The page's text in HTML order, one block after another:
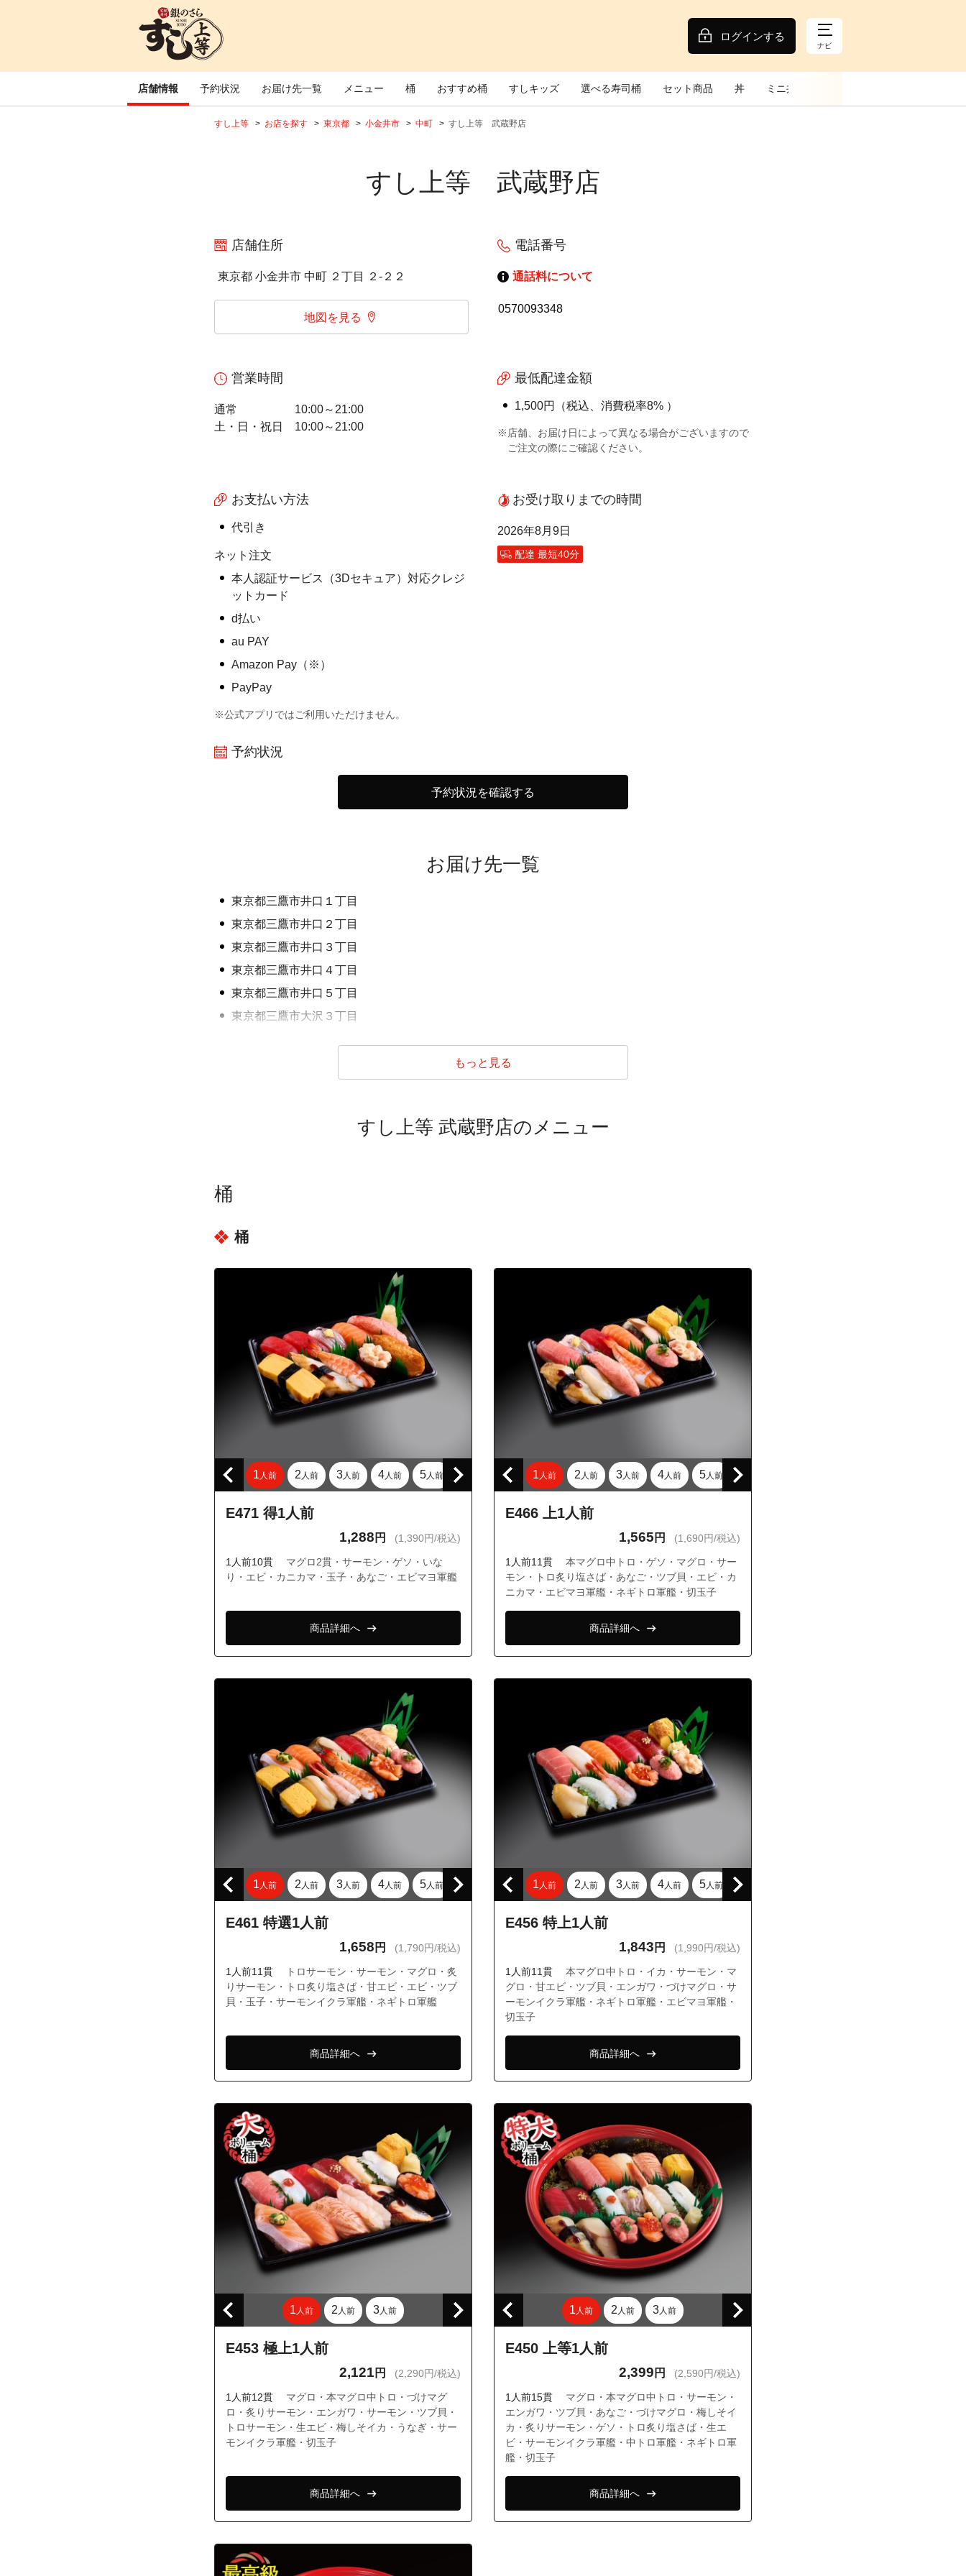
ログインする
ナビ
店舗情報 予約状況 お届け先一覧 メニュー 桶 おすすめ桶 すしキッズ 選べる寿司桶 セット商品 丼 ミニ丼
すし上等 お店を探す 東京都 小金井市 中町 すし上等 武蔵野店
すし上等 武蔵野店
店舗住所
東京都 小金井市 中町 ２丁目 ２‐２２
地図を見る
電話番号
通話料について
0570093348
営業時間
通常
10:00～21:00
土・日・祝日
10:00～21:00
最低配達金額
1,500円（税込、消費税率8% ）
※店舗、お届け日によって異なる場合がございますので
ご注文の際にご確認ください。
お支払い方法
代引き
ネット注文
本人認証サービス（3Dセキュア）対応クレジ
ットカード
d払い
au PAY
Amazon Pay（※）
PayPay
※公式アプリではご利用いただけません。
お受け取りまでの時間
2026年8月9日
配達 最短40分
予約状況
予約状況を確認する
お届け先一覧
東京都三鷹市井口１丁目
東京都三鷹市井口２丁目
東京都三鷹市井口３丁目
東京都三鷹市井口４丁目
東京都三鷹市井口５丁目
東京都三鷹市大沢３丁目
東京都三鷹市上連雀５丁目
東京都三鷹市上連雀８丁目
東京都三鷹市下連雀７丁目
東京都三鷹市下連雀９丁目
東京都三鷹市深大寺２丁目
東京都三鷹市深大寺３丁目
東京都三鷹市野崎１丁目
東京都三鷹市野崎２丁目
東京都三鷹市野崎３丁目
東京都三鷹市野崎４丁目
東京都小金井市梶野町２丁目
東京都小金井市中町１丁目
東京都小金井市中町２丁目
東京都小金井市中町３丁目
東京都小金井市東町１丁目
東京都小金井市東町２丁目
東京都小金井市東町３丁目
東京都小金井市東町４丁目
東京都小金井市本町１丁目
東京都小金井市本町２丁目
東京都小金井市前原町１丁目
東京都小金井市前原町２丁目
東京都小金井市前原町４丁目
東京都小金井市緑町５丁目
東京都調布市深大寺北町１丁目
東京都調布市深大寺北町３丁目
東京都調布市深大寺北町６丁目
東京都調布市深大寺北町７丁目
東京都調布市野水１丁目
東京都調布市野水２丁目
東京都府中市多磨町３丁目
東京都武蔵野市境南町１丁目
東京都武蔵野市境南町２丁目
東京都武蔵野市境南町３丁目
東京都武蔵野市境南町４丁目
東京都武蔵野市境南町５丁目
東京都武蔵野市境１丁目
東京都武蔵野市境３丁目
東京都武蔵野市境４丁目
東京都武蔵野市境５丁目
東京都武蔵野市桜堤１丁目
東京都武蔵野市桜堤２丁目
もっと見る
すし上等 武蔵野店のメニュー
桶
桶
1 人前 2 人前 3人前 4人前 5人前
E471 得1人前
1,288 円 (1,390円/税込)
1人前10貫
マグロ2貫・サーモン・ゲソ・いな
り・エビ・カニカマ・玉子・あなご・エビマヨ軍艦
商品詳細へ
1 人前 2 人前 3人前 4人前 5人前
E466 上1人前
1,565 円 (1,690円/税込)
1人前11貫
本マグロ中トロ・ゲソ・マグロ・サー
モン・トロ炙り塩さば・あなご・ツブ貝・エビ・カ
ニカマ・エビマヨ軍艦・ネギトロ軍艦・切玉子
商品詳細へ
1人前 2 人前 3人前 4人前 5人前
E461 特選1人前
1,658 円 (1,790円/税込)
1人前11貫
トロサーモン・サーモン・マグロ・炙
りサーモン・トロ炙り塩さば・甘エビ・エビ・ツブ
貝・玉子・サーモンイクラ軍艦・ネギトロ軍艦
商品詳細へ
1人前 2 人前 3人前 4人前 5人前
E456 特上1人前
1,843 円 (1,990円/税込)
1人前11貫
本マグロ中トロ・イカ・サーモン・マ
グロ・甘エビ・ツブ貝・エンガワ・づけマグロ・サ
ーモンイクラ軍艦・ネギトロ軍艦・エビマヨ軍艦・
切玉子
商品詳細へ
1 人前 2 人前 3人前
E453 極上1人前
2,121 円 (2,290円/税込)
1人前12貫
マグロ・本マグロ中トロ・づけマグ
ロ・炙りサーモン・エンガワ・サーモン・ツブ貝・
トロサーモン・生エビ・梅しそイカ・うなぎ・サー
モンイクラ軍艦・切玉子
商品詳細へ
1 人前 2 人前 3人前
E450 上等1人前
2,399 円 (2,590円/税込)
1人前15貫
マグロ・本マグロ中トロ・サーモン・
エンガワ・ツブ貝・あなご・づけマグロ・梅しそイ
カ・炙りサーモン・ゲソ・トロ炙り塩さば・生エ
ビ・サーモンイクラ軍艦・中トロ軍艦・ネギトロ軍
艦・切玉子
商品詳細へ